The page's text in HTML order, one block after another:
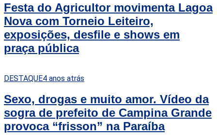
Festa do Agricultor movimenta Lagoa
Nova com Torneio Leiteiro,
exposições, desfile e shows em
praça pública
DESTAQUE4 anos atrás
Sexo, drogas e muito amor. Vídeo da
sogra de prefeito de Campina Grande
provoca “frisson” na Paraíba